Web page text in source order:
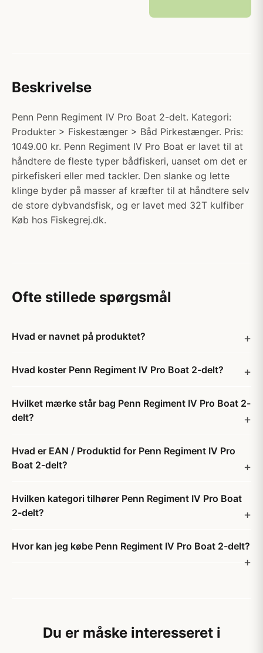
Beskrivelse
Penn Penn Regiment IV Pro Boat 2-delt. Kategori:
Produkter > Fiskestænger > Båd Pirkestænger. Pris:
1049.00 kr. Penn Regiment IV Pro Boat er lavet til at
håndtere de fleste typer bådfiskeri, uanset om det er
pirkefiskeri eller med tackler. Den slanke og lette
klinge byder på masser af kræfter til at håndtere selv
de store dybvandsfisk, og er lavet med 32T kulfiber
Køb hos Fiskegrej.dk.
Ofte stillede spørgsmål
Hvad er navnet på produktet?
Hvad koster Penn Regiment IV Pro Boat 2-delt?
Hvilket mærke står bag Penn Regiment IV Pro Boat 2-
delt?
Hvad er EAN / Produktid for Penn Regiment IV Pro
Boat 2-delt?
Hvilken kategori tilhører Penn Regiment IV Pro Boat
2-delt?
Hvor kan jeg købe Penn Regiment IV Pro Boat 2-delt?
Du er måske interesseret i